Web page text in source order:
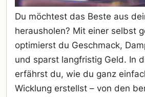
Du möchtest das Beste aus
herausholen? Mit einer selbst
optimierst du Geschmack,
und sparst langfristig Geld. In
erfährst du, wie du ganz
Wicklung erstellst – von den